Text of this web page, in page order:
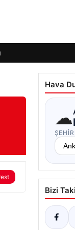
Hava
☁
Bizi